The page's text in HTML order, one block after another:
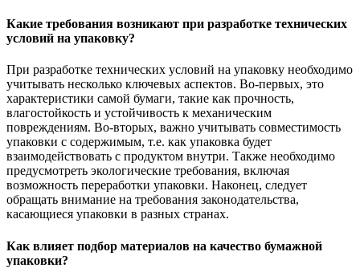
Какие требования возникают при разработке технических
условий на упаковку?
При разработке технических условий на упаковку необходимо
учитывать несколько ключевых аспектов. Во-первых, это
характеристики самой бумаги, такие как прочность,
влагостойкость и устойчивость к механическим
повреждениям. Во-вторых, важно учитывать совместимость
упаковки с содержимым, т.е. как упаковка будет
взаимодействовать с продуктом внутри. Также необходимо
предусмотреть экологические требования, включая
возможность переработки упаковки. Наконец, следует
обращать внимание на требования законодательства,
касающиеся упаковки в разных странах.
Как влияет подбор материалов на качество бумажной
упаковки?